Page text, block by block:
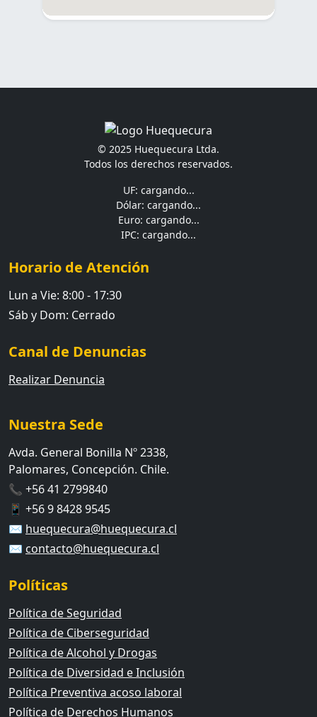
© 2025 Huequecura Ltda.
Todos los derechos reservados.
UF: cargando...
Dólar: cargando...
Euro: cargando...
IPC: cargando...
Horario de Atención
Lun a Vie: 8:00 - 17:30
Sáb y Dom: Cerrado
Canal de Denuncias
Realizar Denuncia
Nuestra Sede
Avda. General Bonilla Nº 2338,
Palomares, Concepción. Chile.
📞 +56 41 2799840
📱 +56 9 8428 9545
✉️ huequecura@huequecura.cl
✉️ contacto@huequecura.cl
Políticas
Política de Seguridad
Política de Ciberseguridad
Política de Alcohol y Drogas
Política de Diversidad e Inclusión
Política Preventiva acoso laboral
Política de Derechos Humanos